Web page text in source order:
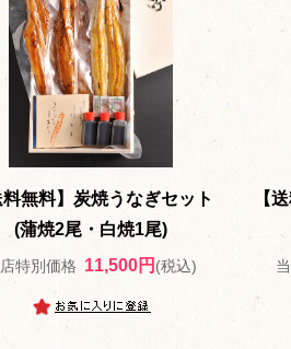
無料】炭焼うなぎセット
(蒲焼2尾・白焼1尾)
特別価格 11,500円 (税込)
【